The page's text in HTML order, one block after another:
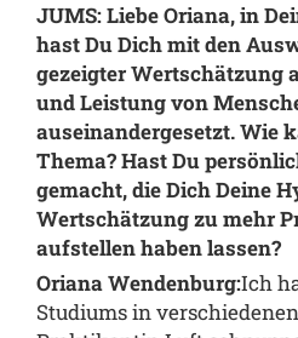
JUMS: Liebe Oriana, in
hast Du Dich mit den
gezeigter Wertschätzung
und Leistung von
auseinandergesetzt. Wie
Thema? Hast Du
gemacht, die Dich Deine
Wertschätzung zu mehr
aufstellen haben lassen?
Oriana Wendenburg:Ich
Studiums in